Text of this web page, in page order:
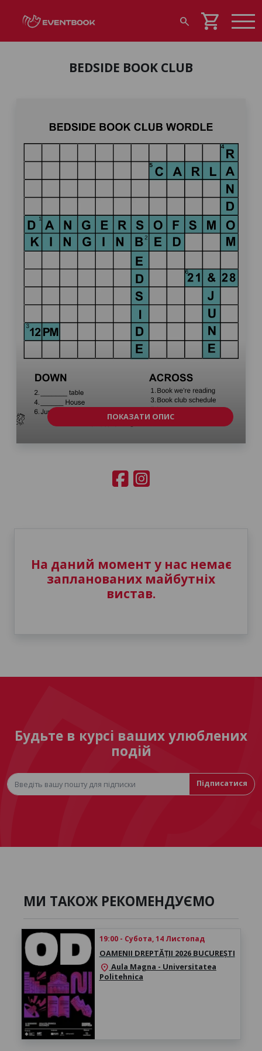
search shopping_cart
BEDSIDE BOOK CLUB
ПОКАЗАТИ ОПИС
На даний момент у нас немає
запланованих майбутніх
вистав.
Будьте в курсі ваших улюблених
подій
Підписатися
МИ ТАКОЖ РЕКОМЕНДУЄМО
19:00 - Субота, 14 Листопад
OAMENII DREPTĂȚII 2026 BUCUREȘTI
location_onAula Magna - Universitatea
Politehnica